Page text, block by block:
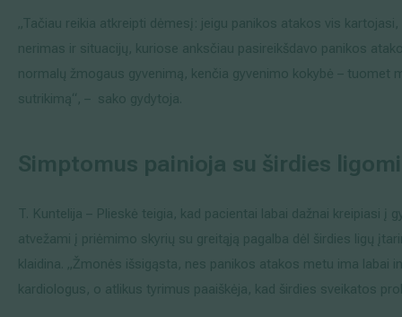
„Tačiau reikia atkreipti dėmesį: jeigu panikos atakos vis
nerimas ir situacijų, kuriose anksčiau pasireikšdavo panikos
normalų žmogaus gyvenimą, kenčia gyvenimo kokybė – tuomet
sutrikimą“, – sako gydytoja.
Simptomus painioja su širdies
T. Kuntelija – Plieskė teigia, kad pacientai labai dažnai kreipiasi į
atvežami į priėmimo skyrių su greitąją pagalba dėl širdies ligų
klaidina. „Žmonės išsigąsta, nes panikos atakos metu ima labai
kardiologus, o atlikus tyrimus paaiškėja, kad širdies sveikatos